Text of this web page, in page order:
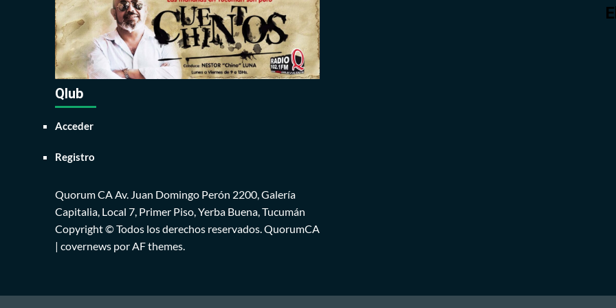
Qlub
Acceder
Registro
Quorum CA Av. Juan Domingo Perón 2200, Galería
Capitalia, Local 7, Primer Piso, Yerba Buena, Tucumán
Copyright © Todos los derechos reservados. QuorumCA
| covernewspor AF themes.